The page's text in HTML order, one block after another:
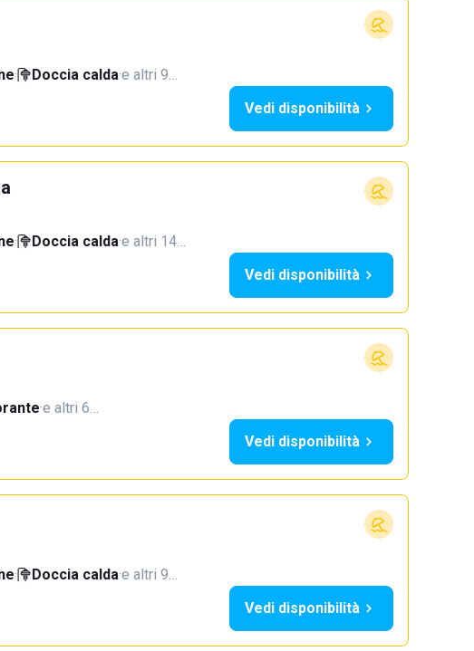
· Doccia calda·e altri 9…
Vedi disponibilità
· Doccia calda·e altri 14…
Vedi disponibilità
·e altri 6…
Vedi disponibilità
· Doccia calda·e altri 9…
Vedi disponibilità